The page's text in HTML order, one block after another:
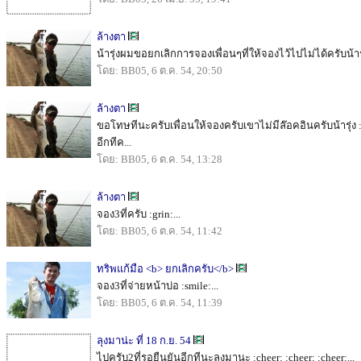
ล้างตา
น้ารุ่งผมขอยกเลิกการจองเพื่อนๆที่ให้จองไว้ไปไม่ได้ครับน้
โดย: BB05, 6 ต.ค. 54, 20:50
ล้างตา
ขอโทษทีนะครับเพื่อนให้จองครับเขาไม่มีล๊อคอินครับน้ารุ่ง
อีกทีค...
โดย: BB05, 6 ต.ค. 54, 13:28
ล้างตา
จอง3ที่ครับ :grin:...
โดย: BB05, 6 ต.ค. 54, 11:42
ทริพแก้มือ <b> ยกเลิกครับ</b>
จอง3ที่จ่ายหน้าบ่อ :smile:...
โดย: BB05, 6 ต.ค. 54, 11:39
ลุงมาน่ะ ที่ 18 ก.ย. 54
ไปครับ2ที่รอยืนยันอีกทีนะลุงมานะ :cheer: :cheer: :cheer:...